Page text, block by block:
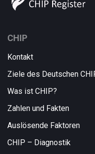
CHIP
Kontakt
Ziele des Deutschen
Was ist CHIP?
Zahlen und Fakten
Auslösende Faktoren
CHIP – Diagnostik